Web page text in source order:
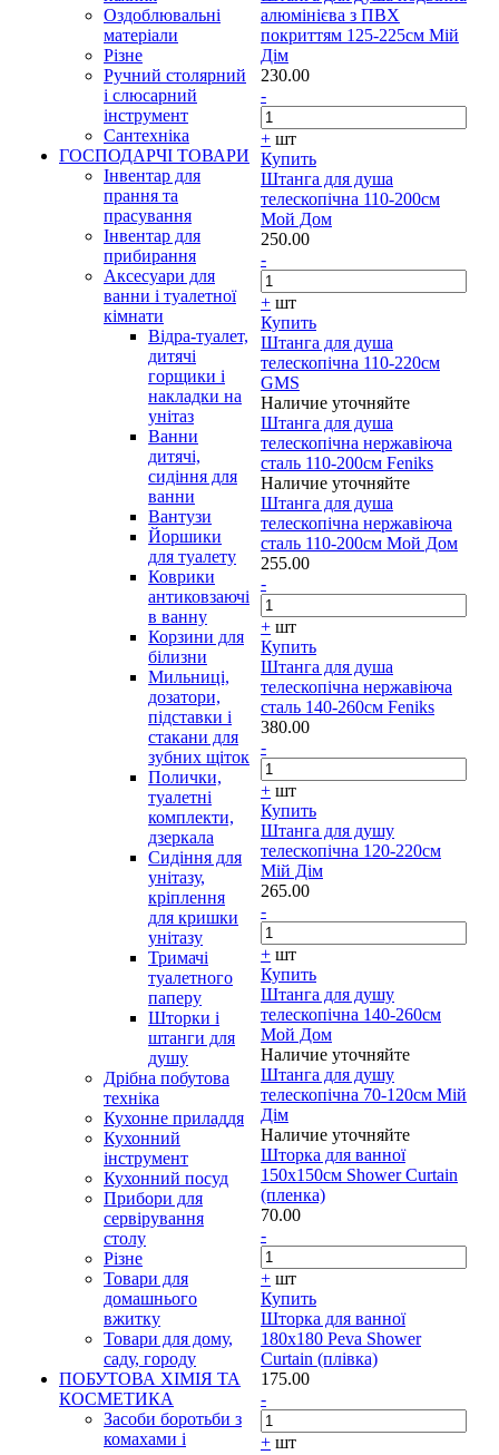
Оздоблювальні
матеріали
Різне
Ручний столярний
і слюсарний
інструмент
Сантехніка
ГОСПОДАРЧІ ТОВАРИ
Інвентар для
прання та
прасування
Інвентар для
прибирання
Аксесуари для
ванни і туалетної
кімнати
Відра-туалет,
дитячі
горщики і
накладки на
унітаз
Ванни
дитячі,
сидіння для
ванни
Вантузи
Йоршики
для туалету
Коврики
антиковзаючі
в ванну
Корзини для
білизни
Мильниці,
дозатори,
підставки і
стакани для
зубних щіток
Полички,
туалетні
комплекти,
дзеркала
Сидіння для
унітазу,
кріплення
для кришки
унітазу
Тримачі
туалетного
паперу
Шторки і
штанги для
душу
Дрібна побутова
техніка
Кухонне приладдя
Кухонний
інструмент
Кухонний посуд
Прибори для
сервірування
столу
Різне
Товари для
домашнього
вжитку
Товари для дому,
саду, городу
ПОБУТОВА ХІМІЯ ТА
КОСМЕТИКА
Засоби боротьби з
комахами і
алюмінієва з ПВХ
покриттям 125-225см Мій
Дім
230.00
-
+ шт
Купить
Штанга для душа
телескопічна 110-200см
Мой Дом
250.00
-
+ шт
Купить
Штанга для душа
телескопічна 110-220см
GMS
Наличие уточняйте
Штанга для душа
телескопічна нержавіюча
сталь 110-200см Feniks
Наличие уточняйте
Штанга для душа
телескопічна нержавіюча
сталь 110-200см Мой Дом
255.00
-
+ шт
Купить
Штанга для душа
телескопічна нержавіюча
сталь 140-260см Feniks
380.00
-
+ шт
Купить
Штанга для душу
телескопічна 120-220см
Мій Дім
265.00
-
+ шт
Купить
Штанга для душу
телескопічна 140-260см
Мой Дом
Наличие уточняйте
Штанга для душу
телескопічна 70-120см Мій
Дім
Наличие уточняйте
Шторка для ванної
150х150см Shower Curtain
(пленка)
70.00
-
+ шт
Купить
Шторка для ванної
180х180 Peva Shower
Curtain (плівка)
175.00
-
+ шт